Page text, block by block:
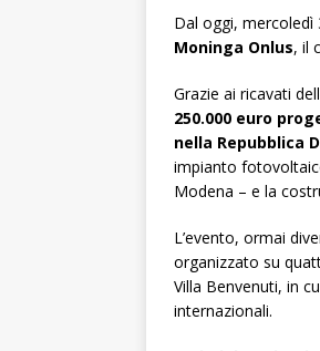
Dal oggi,
Moninga Onlus, il
Grazie ai ricavati
250.000 euro
nella Repubblica
impianto
Modena – e la
L’evento, ormai
organizzato su
Villa Benvenuti, in
internazionali.